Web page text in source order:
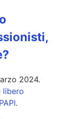
2024.
libero
.